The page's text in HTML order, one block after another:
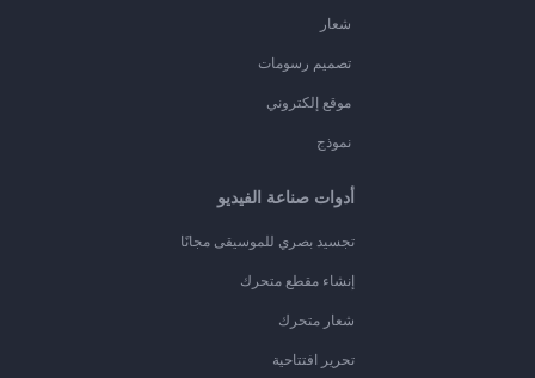
شعار
تصميم رسومات
موقع إلكتروني
نموذج
أدوات صناعة الفيديو
تجسيد بصري للموسيقى مجانًا
إنشاء مقطع متحرك
شعار متحرك
تحرير افتتاحية